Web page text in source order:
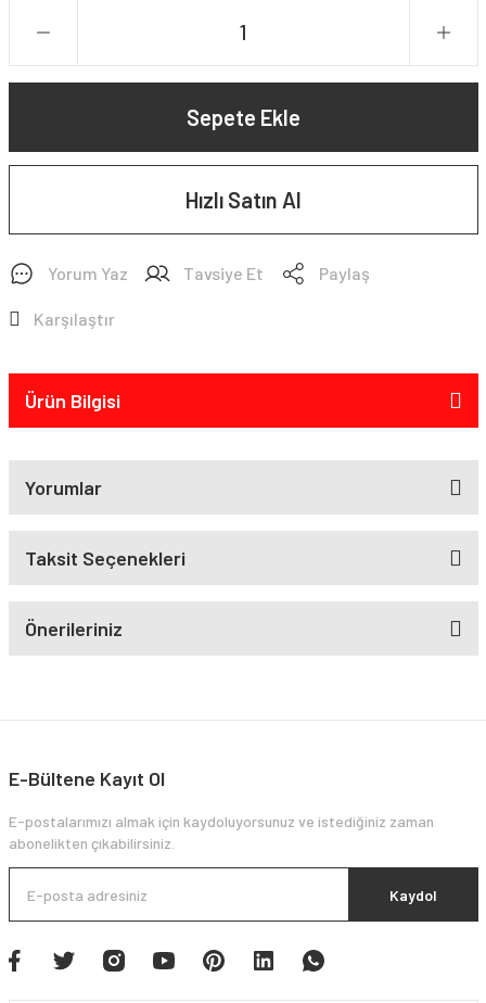
Sepete Ekle
Hızlı Satın Al
Yorum Yaz Tavsiye Et Paylaş
Karşılaştır
Ürün Bilgisi
Yorumlar
Taksit Seçenekleri
Önerileriniz
E-Bültene Kayıt Ol
E-postalarımızı almak için kaydoluyorsunuz ve istediğiniz zaman
abonelikten çıkabilirsiniz.
Kaydol